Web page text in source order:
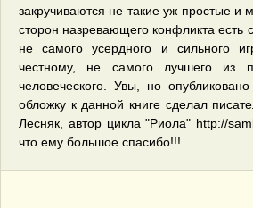
закручиваются не такие уж простые и
сторон назревающего конфликта есть
не самого усердного и сильного
честному, не самого лучшего из
человеческого. Увы, но
обложку к данной книге сделал
Лесняк, автор цикла "Риола" http://
что ему большое спасибо!!!